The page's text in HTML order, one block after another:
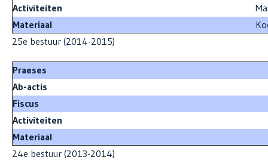
Activiteiten
Materiaal
25e bestuur (2014-2015)
Praeses
Ab-actis
Fiscus
Activiteiten
Materiaal
24e bestuur (2013-2014)